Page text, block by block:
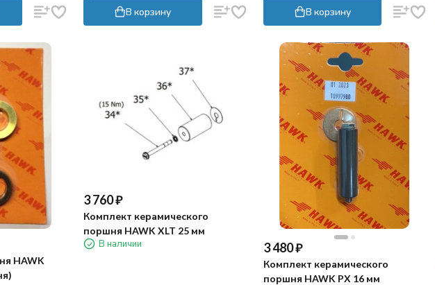
В корзину В корзину
HAWK
3 760₽
Комплект керамического
поршня HAWK XLT 25 мм
В наличии 3 480₽
Комплект керамического
поршня HAWK PX 16 мм